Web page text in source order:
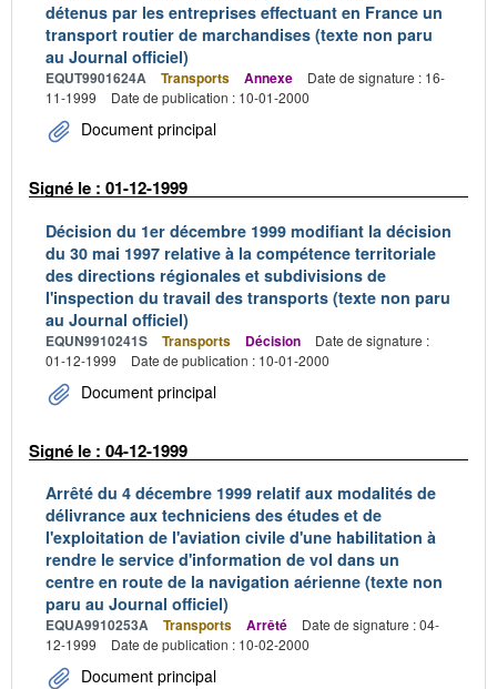
détenus par les entreprises effectuant en France un
transport routier de marchandises (texte non paru
au Journal officiel)
EQUT9901624A Transports Annexe
Date de signature : 16-
11-1999
Date de publication : 10-01-2000
Document principal
Signé le : 01-12-1999
Décision du 1er décembre 1999 modifiant la décision
du 30 mai 1997 relative à la compétence territoriale
des directions régionales et subdivisions de
l'inspection du travail des transports (texte non paru
au Journal officiel)
EQUN9910241S Transports Décision
Date de signature :
01-12-1999
Date de publication : 10-01-2000
Document principal
Signé le : 04-12-1999
Arrêté du 4 décembre 1999 relatif aux modalités de
délivrance aux techniciens des études et de
l'exploitation de l'aviation civile d'une habilitation à
rendre le service d'information de vol dans un
centre en route de la navigation aérienne (texte non
paru au Journal officiel)
EQUA9910253A Transports Arrêté
Date de signature : 04-
12-1999
Date de publication : 10-02-2000
Document principal